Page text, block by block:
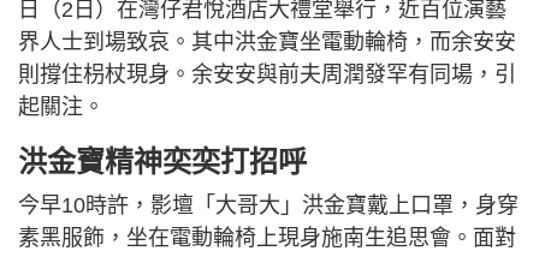
日（2日）在灣仔君悅酒店大禮堂舉行，近百位演藝
界人士到場致哀。其中洪金寶坐電動輪椅，而余安安
則撐住枴杖現身。余安安與前夫周潤發罕有同場，引
起關注。
洪金寶精神奕奕打招呼
今早10時許，影壇「大哥大」洪金寶戴上口罩，身穿
素黑服飾，坐在電動輪椅上現身施南生追思會。面對